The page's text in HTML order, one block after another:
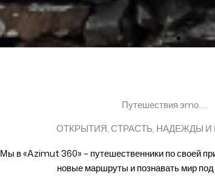
Путешествия эmо.....
ОТКРЫТИЯ, СТРАСТЬ, НАДЕЖДЫ
Мы в «Azimut 360» – путешественники по своей
новые маршруты и познавать мир под